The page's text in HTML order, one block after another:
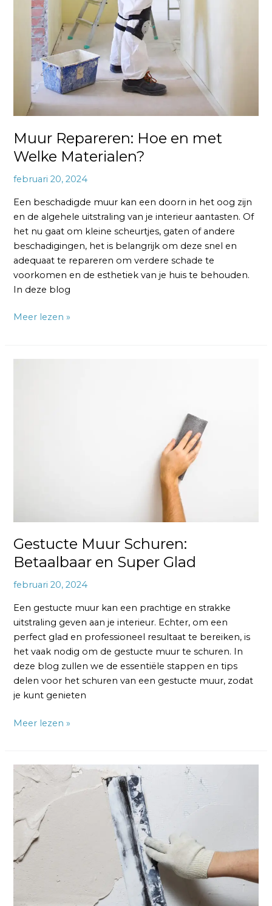
Muur Repareren: Hoe en met
Welke Materialen?
februari 20, 2024
Een beschadigde muur kan een doorn in het oog zijn
en de algehele uitstraling van je interieur aantasten. Of
het nu gaat om kleine scheurtjes, gaten of andere
beschadigingen, het is belangrijk om deze snel en
adequaat te repareren om verdere schade te
voorkomen en de esthetiek van je huis te behouden.
In deze blog
Meer lezen »
Gestucte Muur Schuren:
Betaalbaar en Super Glad
februari 20, 2024
Een gestucte muur kan een prachtige en strakke
uitstraling geven aan je interieur. Echter, om een
perfect glad en professioneel resultaat te bereiken, is
het vaak nodig om de gestucte muur te schuren. In
deze blog zullen we de essentiële stappen en tips
delen voor het schuren van een gestucte muur, zodat
je kunt genieten
Meer lezen »
Zelf
Muren
Stucen:
Beste
Gids
voor
Beginners